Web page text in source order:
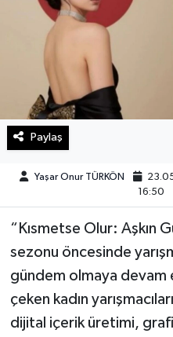
Paylaş
Yaşar Onur TÜRKÖN
16:50
“Kısmetse Olur: Aşkın
sezonu öncesinde
gündem olmaya devam
çeken kadın
dijital içerik üretimi,
Manşet Altı
Manşetler
Resmi İlan
Sağlık
SürManşet
Teknoloji
KAHRAMANMARAŞ